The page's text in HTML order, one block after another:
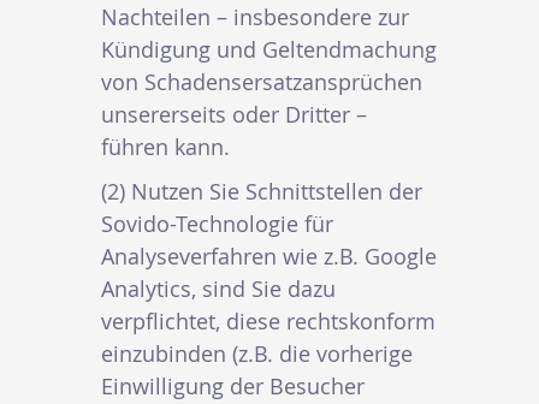
Nachteilen – insbesondere zur
Kündigung und Geltendmachung
von Schadensersatzansprüchen
unsererseits oder Dritter –
führen kann.
(2) Nutzen Sie Schnittstellen der
Sovido-Technologie für
Analyseverfahren wie z.B. Google
Analytics, sind Sie dazu
verpflichtet, diese rechtskonform
einzubinden (z.B. die vorherige
Einwilligung der Besucher